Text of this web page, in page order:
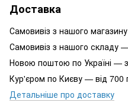
Доставка
Самовивіз з нашого
Самовивіз з нашого складу
Новою поштою по Україні —
Кур'єром по Києву — від 700
Детальніше про доставку